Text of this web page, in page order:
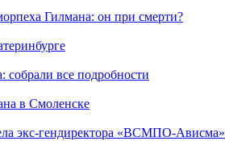
Гилмана: он при смерти?
собрали все подробности
в Смоленске
экс-гендиректора «ВСМПО-Ависма»